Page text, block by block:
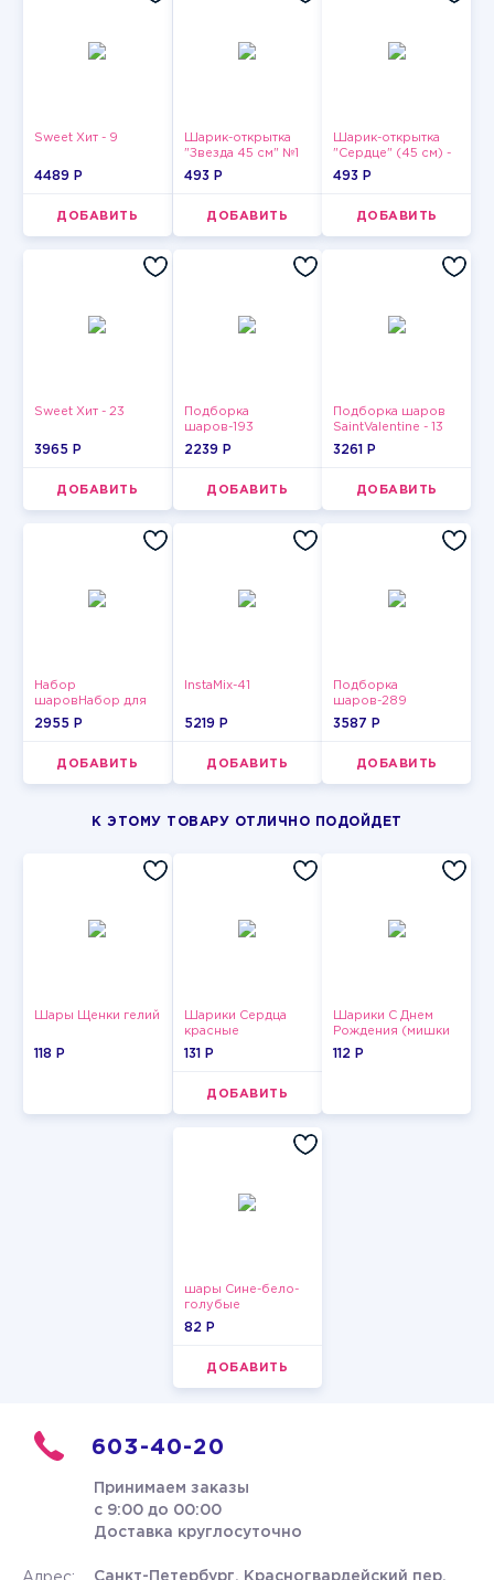
Sweet Хит - 9
4489 P
ДОБАВИТЬ
Шарик-открытка
"Звезда 45 см" №1
493 P
ДОБАВИТЬ
Шарик-открытка
"Сердце" (45 см) -
2
493 P
ДОБАВИТЬ
Sweet Хит - 23
3965 P
ДОБАВИТЬ
Подборка
шаров-193
2239 P
ДОБАВИТЬ
Подборка шаров
SaintValentine - 13
3261 P
ДОБАВИТЬ
Набор
шаровНабор для
мужчин-14
2955 P
ДОБАВИТЬ
InstaMix-41
5219 P
ДОБАВИТЬ
Подборка
шаров-289
3587 P
ДОБАВИТЬ
К ЭТОМУ ТОВАРУ ОТЛИЧНО ПОДОЙДЕТ
Шары Щенки гелий
118 P
Шарики Сердца
красные
131 P
ДОБАВИТЬ
Шарики С Днем
Рождения (мишки
и тортики)
112 P
шары Сине-бело-
голубые
пастельные
82 P
ДОБАВИТЬ
603-40-20
Принимаем заказы
с 9:00 до 00:00
Доставка круглосуточно
Санкт-Петербург, Красногвардейский пер.